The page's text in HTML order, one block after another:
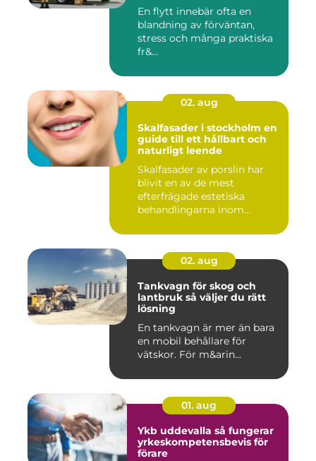
En flytt innebär ofta en
blandning av förväntan,
stress och många praktiska
fr&...
02. aug
Skalfasader i stockholm en
guide till ett hållbart och
naturligt leende
Skalfasader av porslin har
blivit en av de mest
efterfrågade estetiska
behandlingarna inom
02. aug
Tankvagn för skog och
lantbruk så väljer du rätt
lösning
En tankvagn är mer än bara
en mobil behållare för
vätskor. För m&arin...
01. aug
Ykb uddevalla så fungerar
yrkeskompetensbevis för
förare